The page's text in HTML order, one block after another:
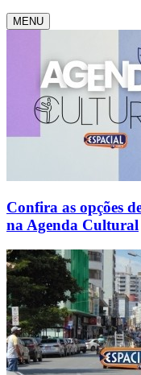
MENU
Confira as opções
na Agenda Cultural